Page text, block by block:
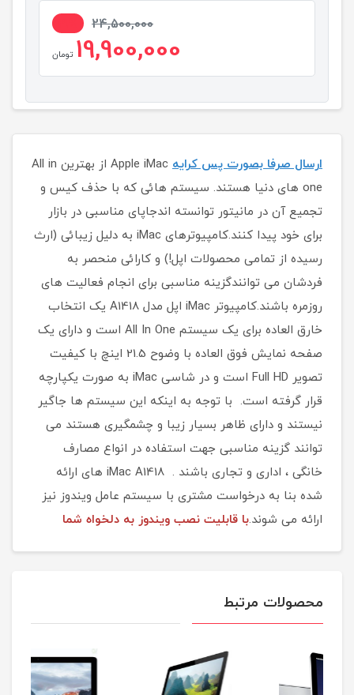
24,500,000
19,900,000 تومان
ارسال صرفا بصورت پس کرایه
Apple iMac از بهترین All in
one های دنیا هستند. سیستم هائی که با حذف کیس و
تجمیع آن در مانیتور توانسته اندجاپای مناسبی در بازار
برای خود پیدا کنند.کامپیوترهای iMac به دلیل زیبائی (ارث
رسیده از تمامی محصولات اپل!) و کارائی منحصر به
فردشان می توانندگزینه مناسبی برای انجام فعالیت های
روزمره باشند.کامپیوتر iMac اپل مدل A1418 یک انتخاب
خارق العاده برای یک سیستم All In One است و دارای یک
صفحه نمایش فوق العاده با وضوح 21.5 اینچ با کیفیت
تصویر Full HD است و در شاسی iMac به صورت یکپارچه
قرار گرفته است. با توجه به اینکه این سیستم ها جاگیر
نیستند و دارای ظاهر بسیار زیبا و چشمگیری هستند می
توانند گزینه مناسبی جهت استفاده در انواع مصارف
خانگی ، اداری و تجاری باشند . iMac A1418 های ارائه
شده بنا به درخواست مشتری با سیستم عامل ویندوز نیز
ارائه می شوند.با قابلیت نصب ویندوز به دلخواه شما
محصولات مرتبط